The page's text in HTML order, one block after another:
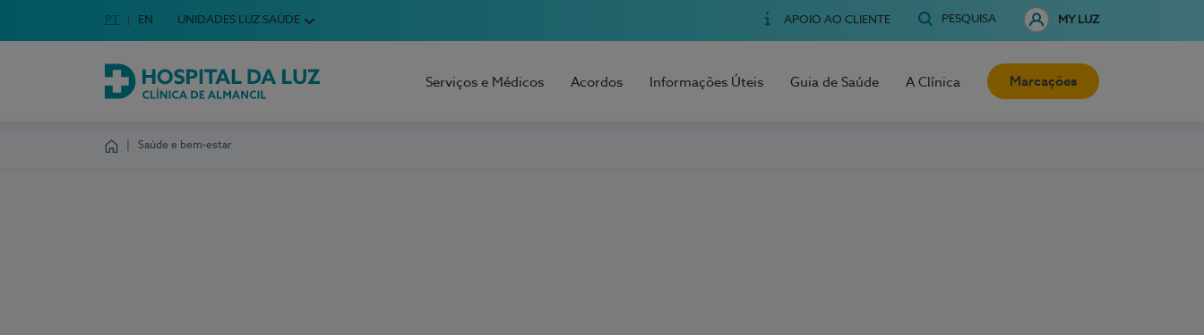
Escolha o seu idioma
Idioma em Português
PT English Language
EN UNIDADES LUZ SAÚDE APOIO AO CLIENTE PESQUISA MY LUZ
Hospital da Luz Clínica de Almancil
Serviços e Médicos Acordos Informações Úteis Guia de Saúde A Clínica Marcações
Saúde e bem-estar